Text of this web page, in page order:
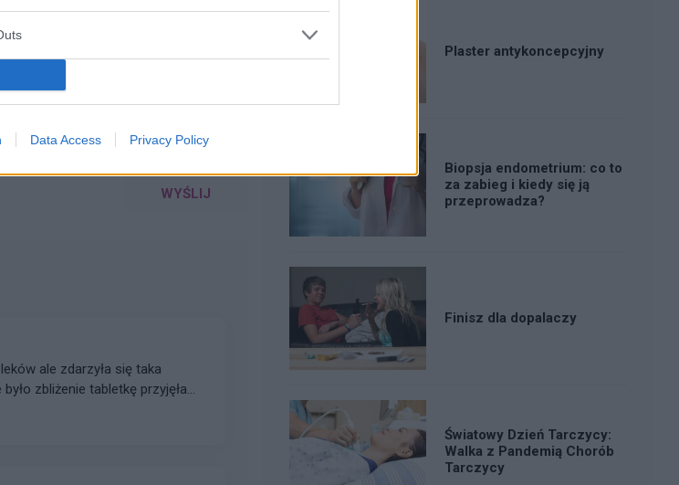
Data Access Privacy Policy
WYBIERZ PLIK
WYŚLIJ
ale zdarzyła się taka
zbliżenie tabletkę przyjęłam
kolejne opakowanie abym
Plaster antykoncepcyjny
Biopsja endometrium: co to
za zabieg i kiedy się ją
przeprowadza?
Finisz dla dopalaczy
Światowy Dzień Tarczycy:
Walka z Pandemią Chorób
Tarczycy